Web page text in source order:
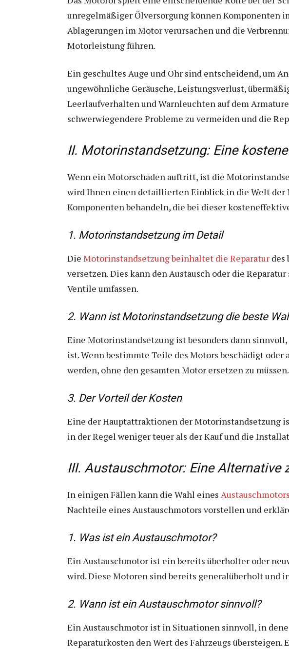
unregelmäßiger Ölversorgung können Komponenten
Ablagerungen im Motor verursachen und die
Motorleistung führen.
Ein geschultes Auge und Ohr sind entscheidend, um
ungewöhnliche Geräusche, Leistungsverlust,
Leerlaufverhalten und Warnleuchten auf dem
schwerwiegendere Probleme zu vermeiden und die
II. Motorinstandsetzung: Eine
Wenn ein Motorschaden auftritt, ist die
wird Ihnen einen detaillierten Einblick in die Welt der
Komponenten behandeln, die bei dieser
1. Motorinstandsetzung im Detail
Die Motorinstandsetzung beinhaltet die Reparatur des
versetzen. Dies kann den Austausch oder die
Ventile umfassen.
2. Wann ist Motorinstandsetzung die beste
Eine Motorinstandsetzung ist besonders dann
ist. Wenn bestimmte Teile des Motors beschädigt
werden, ohne den gesamten Motor ersetzen zu müssen.
3. Der Vorteil der Kosten
Eine der Hauptattraktionen der Motorinstandsetzung
in der Regel weniger teuer als der Kauf und die
III. Austauschmotor: Eine Alternative
In einigen Fällen kann die Wahl eines
Nachteile eines Austauschmotors vorstellen und
1. Was ist ein Austauschmotor?
Ein Austauschmotor ist ein bereits überholter oder
wird. Diese Motoren sind bereits generalüberholt und
2. Wann ist ein Austauschmotor sinnvoll?
Ein Austauschmotor ist in Situationen sinnvoll, in
Reparaturkosten den Wert des Fahrzeugs